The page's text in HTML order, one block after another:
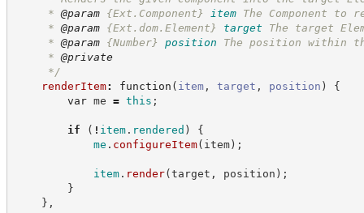
* @param {Ext.Component} item
The Component to
* @param {Ext.dom.Element} target
The target
* @param {Number} position
The position within
* @private
*/
renderItem: function ( item, target , position )
{
var me = this ;
if ( ! item. rendered )
{
me . configureItem( item) ;
item. render(target , position ) ;
}
} ,